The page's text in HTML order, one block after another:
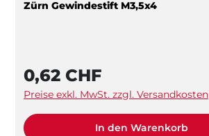
Zürn Gewindestift M3,5x4
0,62 CHF
Preise exkl. MwSt. zzgl. Versandkosten
In den Warenkorb